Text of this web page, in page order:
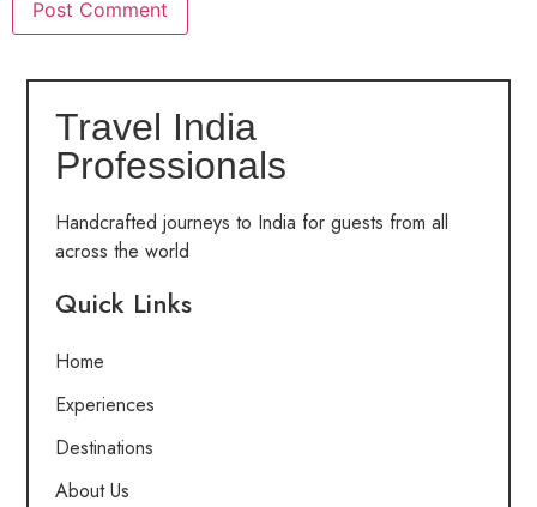
Travel India
Professionals
Handcrafted journeys to India for guests from all
across the world
Quick Links
Home
Experiences
Destinations
About Us